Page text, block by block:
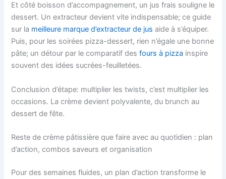
Et côté boisson d’accompagnement, un jus frais souligne le
dessert. Un extracteur devient vite indispensable; ce guide
sur la meilleure marque d’extracteur de jus aide à s’équiper.
Puis, pour les soirées pizza-dessert, rien n’égale une bonne
pâte; un détour par le comparatif desfours à pizza inspire
souvent des idées sucrées-feuilletées.
Conclusion d’étape: multiplier les twists, c’est multiplier les
occasions. La crème devient polyvalente, du brunch au
dessert de fête.
Reste de crème pâtissière que faire avec au quotidien : plan
d’action, combos saveurs et organisation
Pour des semaines fluides, un plan d’action transforme le